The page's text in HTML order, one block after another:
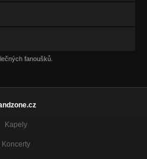
fanoušků.
Kapely
Koncerty